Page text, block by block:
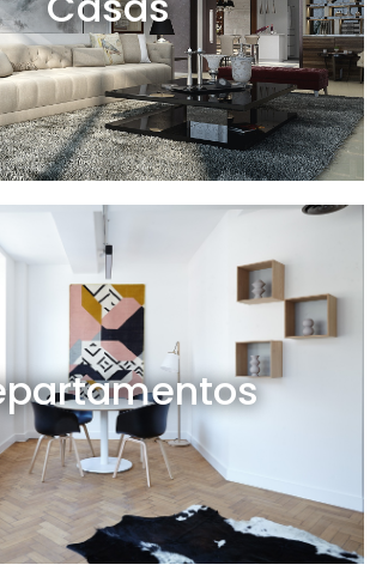
Ver todas
en venta y alquiler
Ver todos